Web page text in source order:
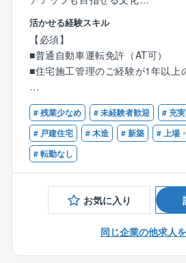
■土日休み、年間休日120日
■転勤無し
■プライム上場の安定基盤、福利厚
戸建分譲住宅を中心とした新築工
て、現場の指揮を執っていただきま
単なる「現場監督」に留まらず、
てキャリアを切り拓ける環境です
現場監督、図面管理、進捗管理、
等の一連の業務を行って頂きます
＜業務内容＞
●協力業者（約3,000社）とのリレ
活かせる経験スキル
【必須】
■普通自動車運転免許（AT可）
■住宅施工管理のご経験が1年以上
【歓迎】
■木造住宅の施工管理のご経験の
■建築施工管理技士の有資格者
■建築士の有資格者
■マネジメント経験のある方
# 残業少なめ # 未経験者歓迎
# 充
# 戸建住宅
# 木造 # 新築
# 上場
# 転勤なし
お気に入り
同じ企業の他求人